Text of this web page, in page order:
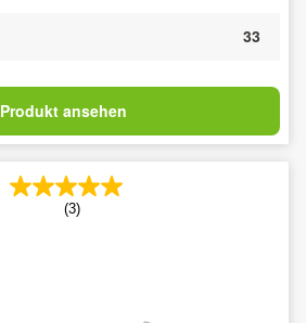
33
Produkt ansehen
(3)